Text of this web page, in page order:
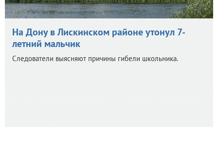
На Дону в Лискинском районе утонул 7-
летний мальчик
Следователи выясняют причины гибели школьника.